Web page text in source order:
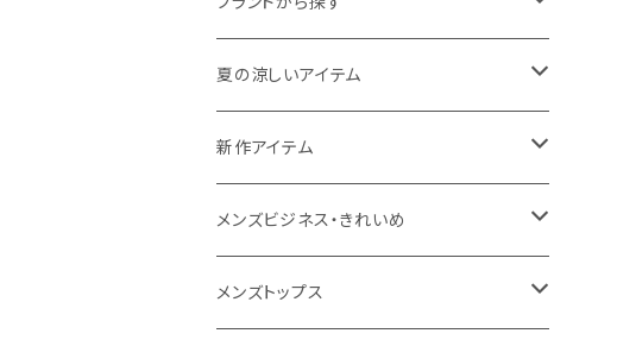
THE NORTH FACE
NANGA
1PIU1UGUALE3 RELAX
go slow caravan
夏の涼しいアイテム
メンズ
レディース
新作アイテム
メンズ
レディース
メンズビジネス・きれいめ
スーツ
メンズトップス